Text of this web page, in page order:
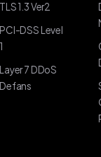
TLS 1.3 Ver2
PCI-DSS Level
1
Layer 7 DDoS
Defans